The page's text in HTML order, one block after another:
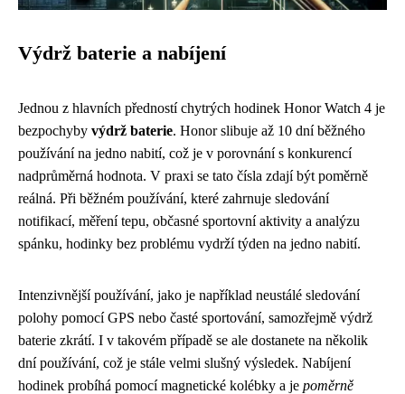
Výdrž baterie a nabíjení
Jednou z hlavních předností chytrých hodinek Honor Watch 4 je
bezpochyby výdrž baterie. Honor slibuje až 10 dní běžného
používání na jedno nabití, což je v porovnání s konkurencí
nadprůměrná hodnota. V praxi se tato čísla zdají být poměrně
reálná. Při běžném používání, které zahrnuje sledování
notifikací, měření tepu, občasné sportovní aktivity a analýzu
spánku, hodinky bez problému vydrží týden na jedno nabití.
Intenzivnější používání, jako je například neustálé sledování
polohy pomocí GPS nebo časté sportování, samozřejmě výdrž
baterie zkrátí. I v takovém případě se ale dostanete na několik
dní používání, což je stále velmi slušný výsledek. Nabíjení
hodinek probíhá pomocí magnetické kolébky a je poměrně